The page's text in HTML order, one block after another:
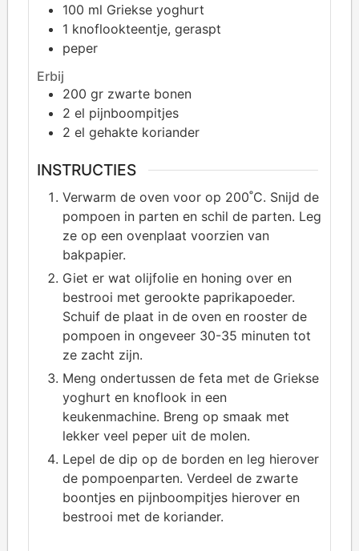
100 ml Griekse yoghurt
1 knoflookteentje, geraspt
peper
Erbij
200 gr zwarte bonen
2 el pijnboompitjes
2 el gehakte koriander
INSTRUCTIES
Verwarm de oven voor op 200˚C. Snijd de
pompoen in parten en schil de parten. Leg
ze op een ovenplaat voorzien van
bakpapier.
Giet er wat olijfolie en honing over en
bestrooi met gerookte paprikapoeder.
Schuif de plaat in de oven en rooster de
pompoen in ongeveer 30-35 minuten tot
ze zacht zijn.
Meng ondertussen de feta met de Griekse
yoghurt en knoflook in een
keukenmachine. Breng op smaak met
lekker veel peper uit de molen.
Lepel de dip op de borden en leg hierover
de pompoenparten. Verdeel de zwarte
boontjes en pijnboompitjes hierover en
bestrooi met de koriander.